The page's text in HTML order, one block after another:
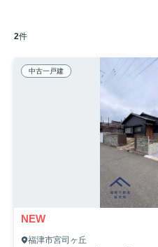
2件
中古一戸建
NEW
福津市宮司ヶ丘